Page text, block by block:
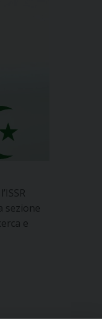
sezione
e